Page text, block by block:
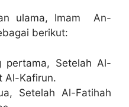
ulama, Imam An-
berikut:
pertama, Setelah Al-
Al-Kafirun.
Setelah Al-Fatihah